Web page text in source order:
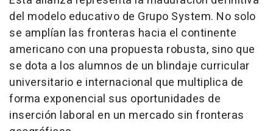
del modelo educativo de Grupo System. No solo
se amplían las fronteras hacia el continente
americano con una propuesta robusta, sino que
se dota a los alumnos de un blindaje curricular
universitario e internacional que multiplica de
forma exponencial sus oportunidades de
inserción laboral en un mercado sin fronteras